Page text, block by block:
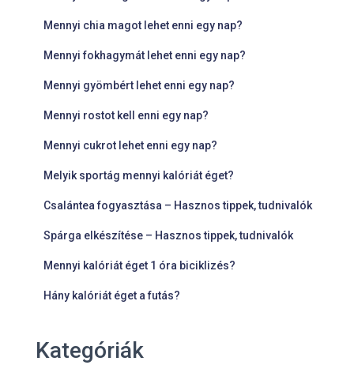
Mennyi chia magot lehet enni egy nap?
Mennyi fokhagymát lehet enni egy nap?
Mennyi gyömbért lehet enni egy nap?
Mennyi rostot kell enni egy nap?
Mennyi cukrot lehet enni egy nap?
Melyik sportág mennyi kalóriát éget?
Csalántea fogyasztása – Hasznos tippek, tudnivalók
Spárga elkészítése – Hasznos tippek, tudnivalók
Mennyi kalóriát éget 1 óra biciklizés?
Hány kalóriát éget a futás?
Kategóriák